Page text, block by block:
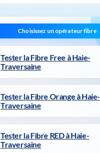
Tester la Fibre Free à Haie-
Traversaine
Tester la Fibre Orange à Haie-
Traversaine
Tester la Fibre RED à Haie-
Traversaine